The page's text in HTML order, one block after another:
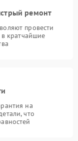
ремонт
провести
в кратчайшие
на
что